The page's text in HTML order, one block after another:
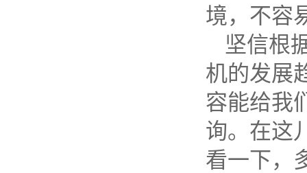
境，不容
坚信根
机的发展
容能给我
询。在这
看一下，